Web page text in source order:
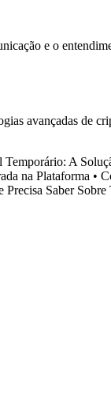
e o
avançadas de
Temporário: A
na Plataforma •
Precisa Saber